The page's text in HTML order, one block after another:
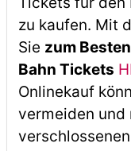
zu kaufen. Mit
Sie zum
Bahn Tickets
Onlinekauf
vermeiden